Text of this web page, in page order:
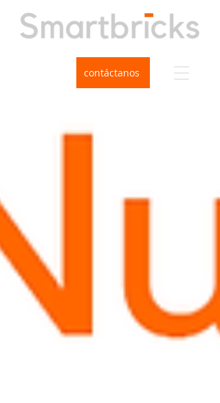
contáctanos